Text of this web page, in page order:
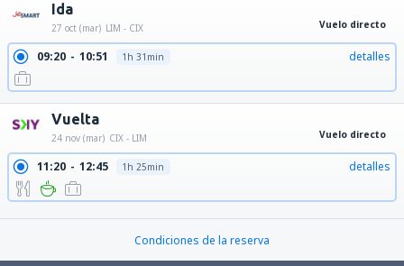
Ida
27 oct (mar) LIM - CIX Vuelo directo
09:20 10:51 1h 31min detalles
Vuelta
24 nov (mar) CIX - LIM Vuelo directo
11:20 12:45 1h 25min detalles
Condiciones de la reserva